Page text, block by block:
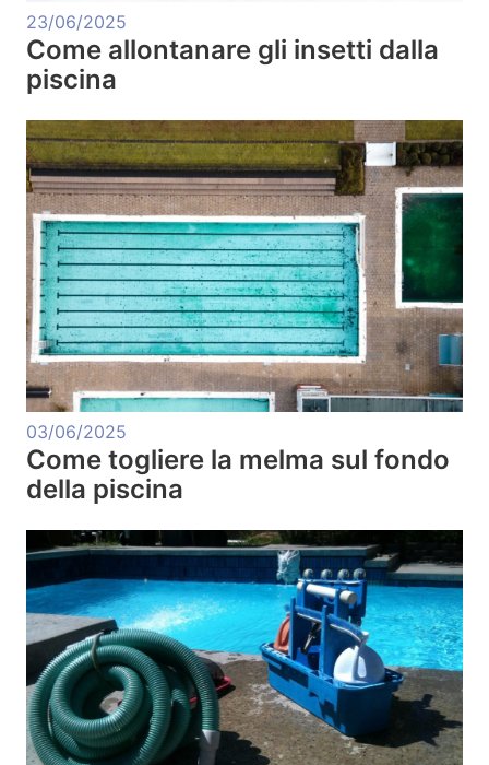
23/06/2025
Come allontanare gli insetti dalla
piscina
03/06/2025
Come togliere la melma sul fondo
della piscina